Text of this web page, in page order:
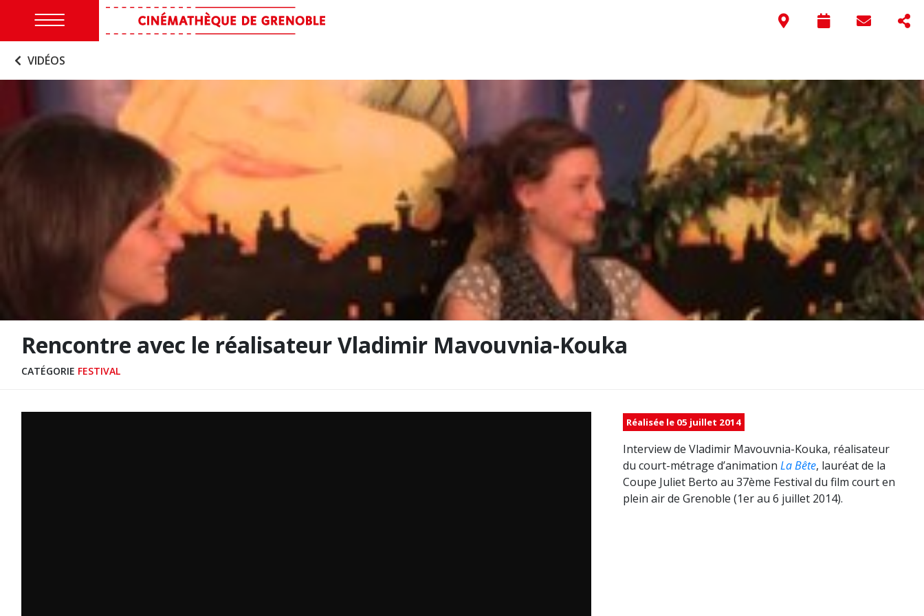
VIDÉOS
Rencontre avec le réalisateur Vladimir Mavouvnia-Kouka
CATÉGORIE FESTIVAL
Réalisée le 05 juillet 2014
Interview de Vladimir Mavouvnia-Kouka, réalisateur
du court-métrage d’animation La Bête, lauréat de la
Coupe Juliet Berto au 37ème Festival du film court en
plein air de Grenoble (1er au 6 juillet 2014).